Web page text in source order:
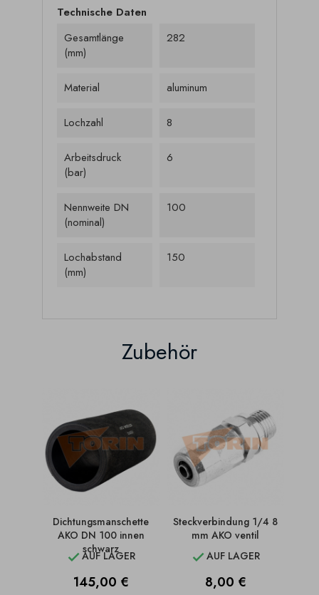
Technische Daten
Gesamtlänge
(mm)
282
Material aluminum
Lochzahl 8
Arbeitsdruck
(bar)
6
Nennweite DN
(nominal)
100
Lochabstand
(mm)
150
Zubehör
Dichtungsmanschette
AKO DN 100 innen
schwarz
AUF LAGER
Preis
145,00 €
Steckverbindung 1/4 8
mm AKO ventil
AUF LAGER
Preis
8,00 €